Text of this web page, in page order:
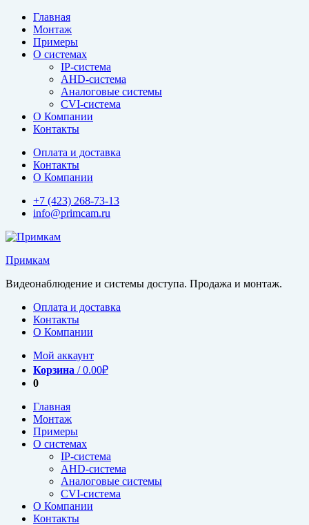
Перейти
содержимому
Главная
Монтаж
Примеры
О системах
IP-система
AHD-система
Аналоговые системы
CVI-система
О Компании
Контакты
Оплата и доставка
Контакты
О Компании
+7 (423) 268-73-13
info@primcam.ru
Примкам
Видеонаблюдение и системы доступа. Продажа и монтаж.
Оплата и доставка
Контакты
О Компании
Мой аккаунт
Корзина /0.00₽
0
Главная
Монтаж
Примеры
О системах
IP-система
AHD-система
Аналоговые системы
CVI-система
О Компании
Контакты